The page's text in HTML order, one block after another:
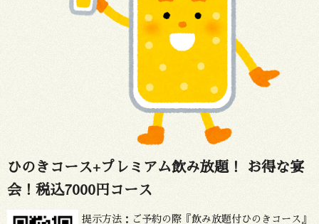
ひのきコース+プレミアム飲み放題！ お得な宴
会！税込7000円コース
提示方法： ご予約の際『飲み放題付ひのきコース』